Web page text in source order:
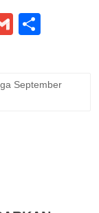
Gmail
September